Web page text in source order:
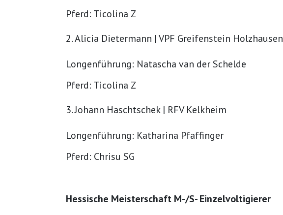
Pferd: Ticolina Z
Alicia Dietermann | VPF Greifenstein Holzhausen
Longenführung: Natascha van der Schelde
Pferd: Ticolina Z
Johann Haschtschek | RFV Kelkheim
Longenführung: Katharina Pfaffinger
Pferd: Chrisu SG
Hessische Meisterschaft M-/S- Einzelvoltigierer